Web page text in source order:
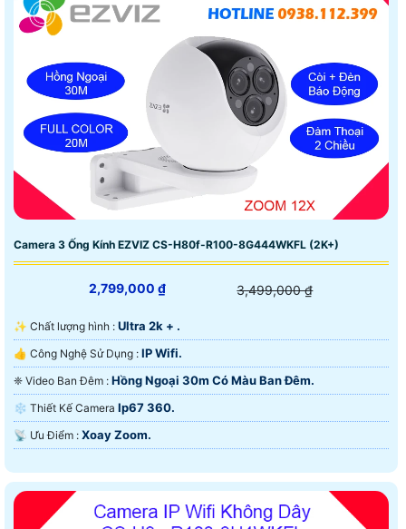
Camera 3 Ống Kính EZVIZ CS-H80f-R100-8G444WKFL (2K+)
2,799,000 ₫ 3,499,000 ₫
✨ Chất lượng hình : Ultra 2k + .
👍 Công Nghệ Sử Dụng : IP Wifi.
❈ Video Ban Đêm : Hồng Ngoại 30m Có Màu Ban Ðêm.
❄ Thiết Kế Camera Ip67 360.
️📡 Ưu Điểm : Xoay Zoom.